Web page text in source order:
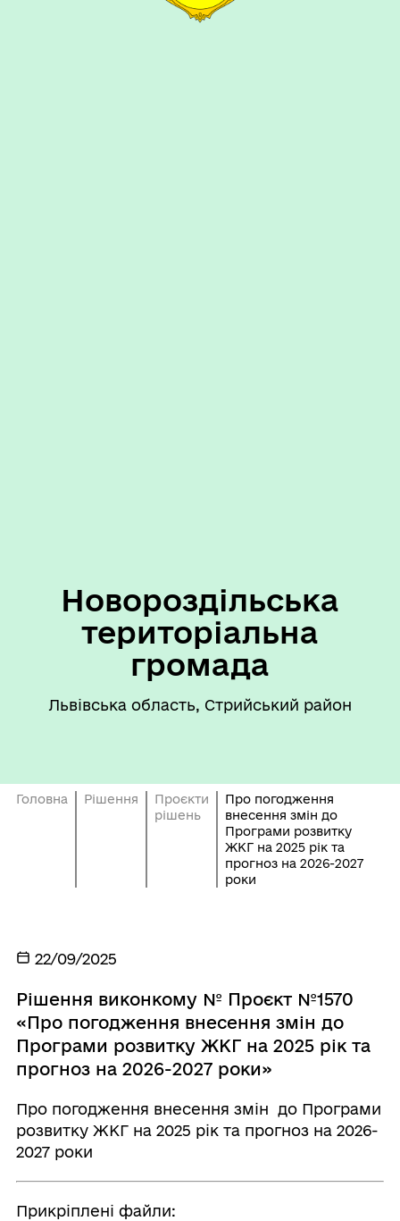
Новороздільська
територіальна
громада
Львівська область, Стрийський район
Головна Рішення
Проєкти
рішень
Про погодження
внесення змін до
Програми розвитку
ЖКГ на 2025 рік та
прогноз на 2026-2027
роки
22/09/2025
Рішення виконкому № Проєкт №1570
«Про погодження внесення змін до
Програми розвитку ЖКГ на 2025 рік та
прогноз на 2026-2027 роки»
Про погодження внесення змін до Програми
розвитку ЖКГ на 2025 рік та прогноз на 2026-
2027 роки
Прикріплені файли: